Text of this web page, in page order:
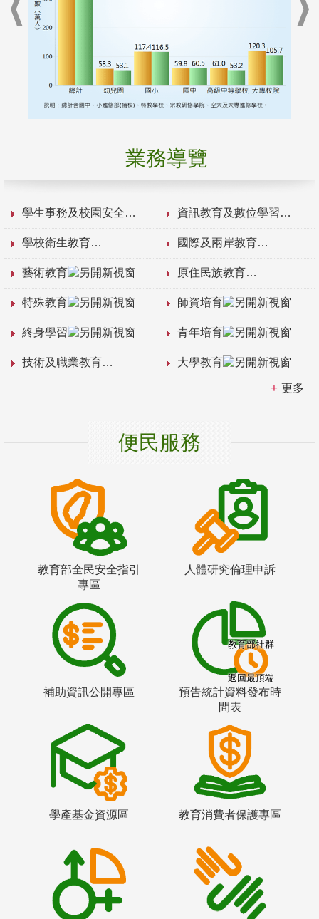
業務導覽
學生事務及校園安全 資訊教育及數位學習
學校衛生教育 國際及兩岸教育
藝術教育 原住民族教育
特殊教育 師資培育
終身學習 青年培育
技術及職業教育 大學教育
更多
便民服務
教育部全民安全指引
專區
人體研究倫理申訴
補助資訊公開專區
預告統計資料發布時
間表
學產基金資源區 教育消費者保護專區
教育部社群
返回最頂端